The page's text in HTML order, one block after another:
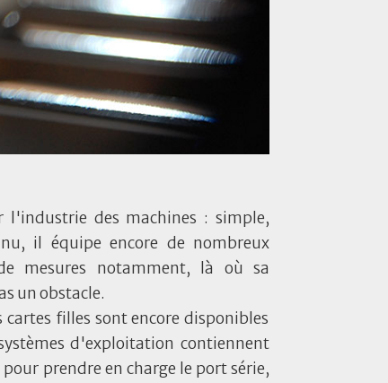
l'industrie des machines : simple,
il équipe encore de nombreux
mesures notamment, là où sa
un obstacle.
cartes filles sont encore disponibles
d'exploitation contiennent
prendre en charge le port série,